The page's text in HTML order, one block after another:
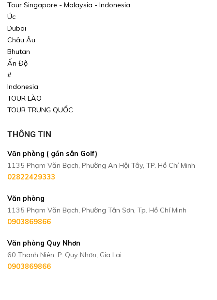
Tour Singapore - Malaysia - Indonesia
Úc
Dubai
Châu Âu
Bhutan
Ấn Độ
#
Indonesia
TOUR LÀO
TOUR TRUNG QUỐC
THÔNG TIN
Văn phòng ( gần sân Golf)
1135 Phạm Văn Bạch, Phường An Hội Tây, TP. Hồ Chí Minh
02822429333
Văn phòng
1135 Phạm Văn Bạch, Phường Tân Sơn, Tp. Hồ Chí Minh
0903869866
Văn phòng Quy Nhơn
60 Thanh Niên, P. Quy Nhơn, Gia Lai
0903869866